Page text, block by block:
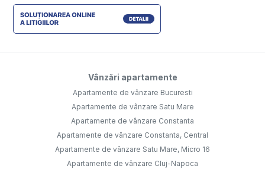
Vânzări apartamente
Apartamente de vânzare Bucuresti
Apartamente de vânzare Satu Mare
Apartamente de vânzare Constanta
Apartamente de vânzare Constanta, Central
Apartamente de vânzare Satu Mare, Micro 16
Apartamente de vânzare Cluj-Napoca